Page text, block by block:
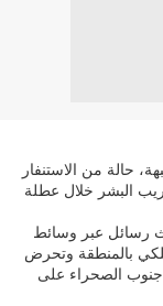
حالة من الاستنفار
البشر خلال عطلة
رسائل عبر وسائط
بالمنطقة وتحرض
الصحراء على